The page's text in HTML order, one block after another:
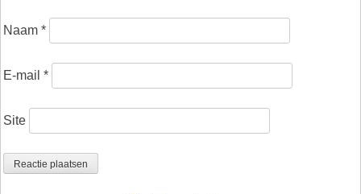
Naam *
E-mail *
Site